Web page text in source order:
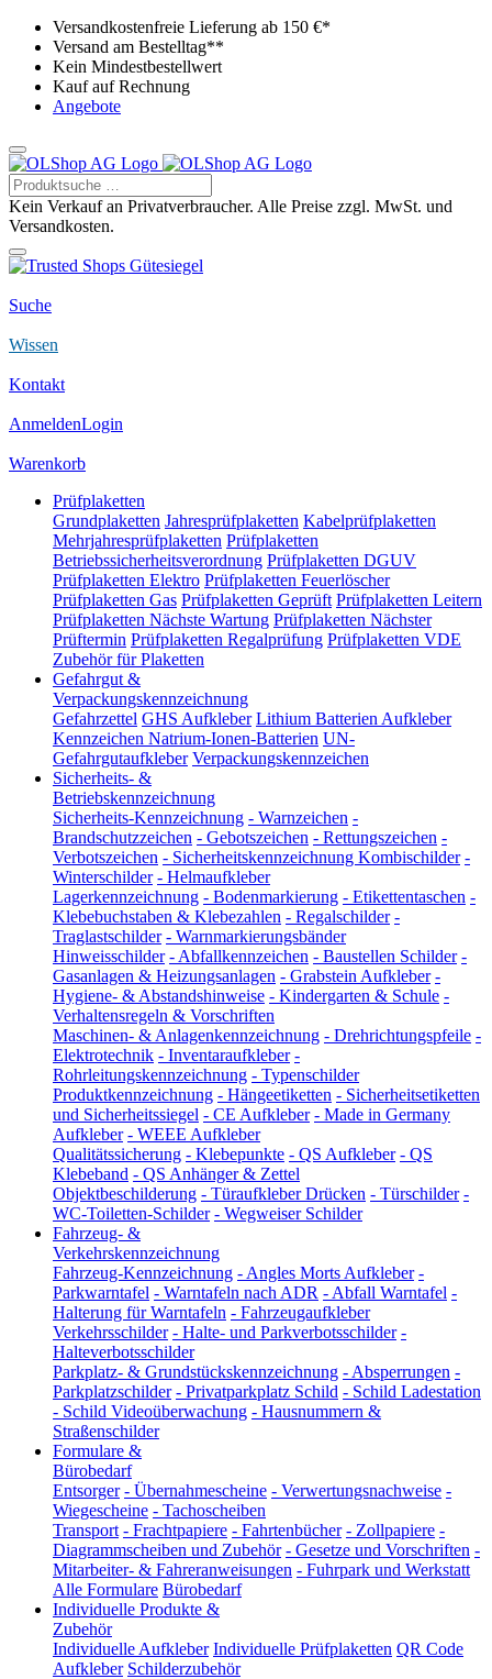
Versandkostenfreie Lieferung ab 150 €*
Versand am Bestelltag**
Kein Mindestbestellwert
Kauf auf Rechnung
Angebote
Kein Verkauf an Privatverbraucher. Alle Preise zzgl. MwSt. und
Versandkosten.
Suche
Wissen
Kontakt
AnmeldenLogin
Warenkorb
Prüfplaketten
Grundplaketten Jahresprüfplaketten Kabelprüfplaketten
Mehrjahresprüfplaketten Prüfplaketten
Betriebssicherheitsverordnung Prüfplaketten DGUV
Prüfplaketten Elektro Prüfplaketten Feuerlöscher
Prüfplaketten Gas Prüfplaketten Geprüft Prüfplaketten Leitern
Prüfplaketten Nächste Wartung Prüfplaketten Nächster
Prüftermin Prüfplaketten Regalprüfung Prüfplaketten VDE
Zubehör für Plaketten
Gefahrgut &
Verpackungskennzeichnung
Gefahrzettel GHS Aufkleber Lithium Batterien Aufkleber
Kennzeichen Natrium-Ionen-Batterien UN-
Gefahrgutaufkleber Verpackungskennzeichen
Sicherheits- &
Betriebskennzeichnung
Sicherheits-Kennzeichnung - Warnzeichen -
Brandschutzzeichen - Gebotszeichen - Rettungszeichen -
Verbotszeichen - Sicherheitskennzeichnung Kombischilder -
Winterschilder - Helmaufkleber
Lagerkennzeichnung - Bodenmarkierung - Etikettentaschen -
Klebebuchstaben & Klebezahlen - Regalschilder -
Traglastschilder - Warnmarkierungsbänder
Hinweisschilder - Abfallkennzeichen - Baustellen Schilder -
Gasanlagen & Heizungsanlagen - Grabstein Aufkleber -
Hygiene- & Abstandshinweise - Kindergarten & Schule -
Verhaltensregeln & Vorschriften
Maschinen- & Anlagenkennzeichnung - Drehrichtungspfeile -
Elektrotechnik - Inventaraufkleber -
Rohrleitungskennzeichnung - Typenschilder
Produktkennzeichnung - Hängeetiketten - Sicherheitsetiketten
und Sicherheitssiegel - CE Aufkleber - Made in Germany
Aufkleber - WEEE Aufkleber
Qualitätssicherung - Klebepunkte - QS Aufkleber - QS
Klebeband - QS Anhänger & Zettel
Objektbeschilderung - Türaufkleber Drücken - Türschilder -
WC-Toiletten-Schilder - Wegweiser Schilder
Fahrzeug- &
Verkehrskennzeichnung
Fahrzeug-Kennzeichnung - Angles Morts Aufkleber -
Parkwarntafel - Warntafeln nach ADR - Abfall Warntafel -
Halterung für Warntafeln - Fahrzeugaufkleber
Verkehrsschilder - Halte- und Parkverbotsschilder -
Halteverbotsschilder
Parkplatz- & Grundstückskennzeichnung - Absperrungen -
Parkplatzschilder - Privatparkplatz Schild - Schild Ladestation
- Schild Videoüberwachung - Hausnummern &
Straßenschilder
Formulare &
Bürobedarf
Entsorger - Übernahmescheine - Verwertungsnachweise -
Wiegescheine - Tachoscheiben
Transport - Frachtpapiere - Fahrtenbücher - Zollpapiere -
Diagrammscheiben und Zubehör - Gesetze und Vorschriften -
Mitarbeiter- & Fahreranweisungen - Fuhrpark und Werkstatt
Alle Formulare Bürobedarf
Individuelle Produkte &
Zubehör
Individuelle Aufkleber Individuelle Prüfplaketten QR Code
Aufkleber Schilderzubehör